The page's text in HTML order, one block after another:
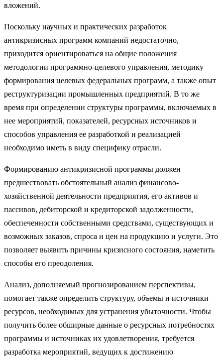
вложений.
Поскольку научных и практических разработок
антикризисных про­грамм компаний недостаточно,
приходится ориентировать­ся на общие положения
методологии программно-целевого управления, методику
формирования целевых федеральных программ, а также опыт
реструктуризации промышленных предприятий. В то же
время при опре­делении структуры программы, включаемых в
нее мероприятий, показа­телей, ресурсных источников и
способов управления ее разработкой и реализацией
необходимо иметь в виду специфику отрасли.
Формированию антикризисной программы должен
предшествовать обстоятельный анализ финансово-
хозяйственной деятельности предпри­ятия, его активов и
пассивов, дебиторской и кредиторской задолженно­сти,
обеспеченности собственными средствами, существующих и
воз­можных заказов, спроса и цен на продукцию и услуги. Это
позволяет вы­явить причины кризисного состояния, наме­тить
способы его преодоления.
Анализ, дополняемый прогнозированием перспективы,
помогает так­же определить структуру, объемы и источники
ресурсов, необходимых для устранения убыточности. Чтобы
получить более обширные данные о ресурсных потребностях
программы и источниках их удовлетворения, требуется
разработка мероприятий, ведущих к достижению